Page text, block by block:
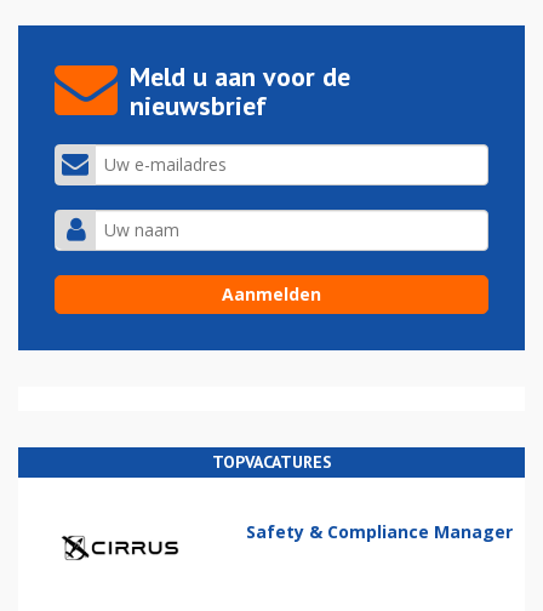
Meld u aan voor de
nieuwsbrief
TOPVACATURES
Safety & Compliance Manager